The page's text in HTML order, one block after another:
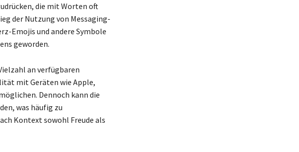
die mit Worten oft
der Nutzung von Messaging-
Emojis und andere Symbole
geworden.
an verfügbaren
mit Geräten wie Apple,
Dennoch kann die
was häufig zu
Kontext sowohl Freude als